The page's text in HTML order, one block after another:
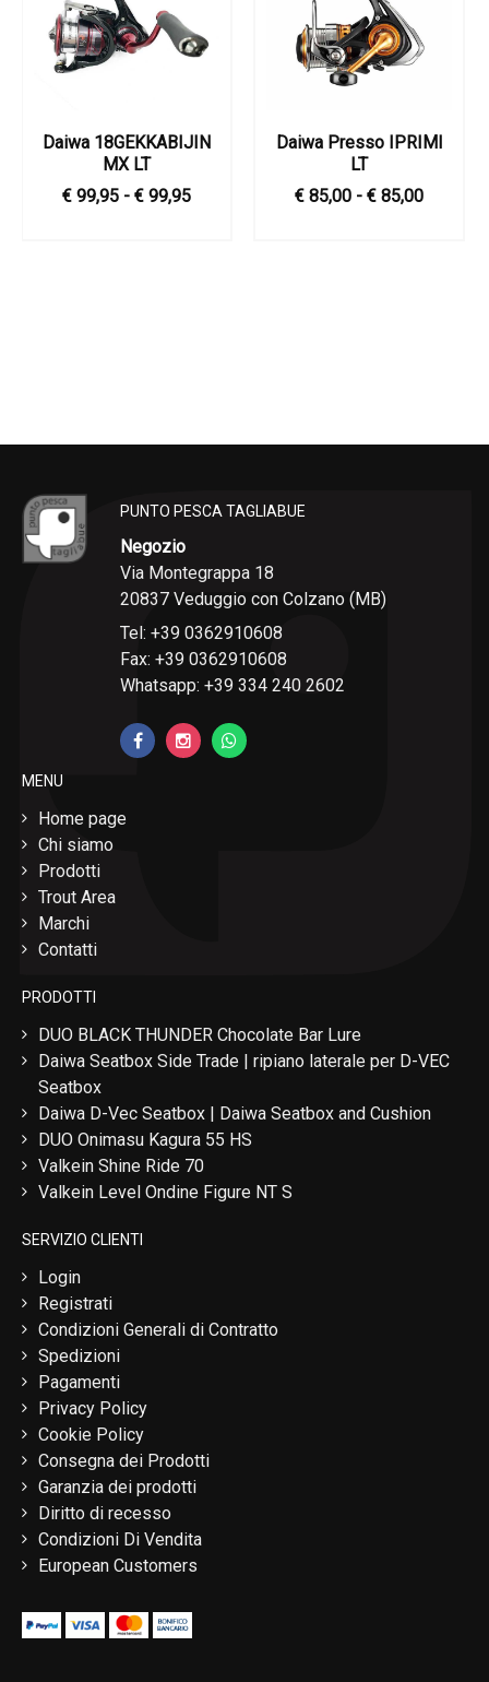
Daiwa 18GEKKABIJIN
MX LT
€ 99,95 - € 99,95
Daiwa Presso IPRIMI
LT
€ 85,00 - € 85,00
PUNTO PESCA TAGLIABUE
Negozio
Via Montegrappa 18
20837 Veduggio con Colzano (MB)
Tel: +39 0362910608
Fax: +39 0362910608
Whatsapp: +39 334 240 2602
MENU
Home page
Chi siamo
Prodotti
Trout Area
Marchi
Contatti
PRODOTTI
DUO BLACK THUNDER Chocolate Bar Lure
Daiwa Seatbox Side Trade | ripiano laterale per D-VEC
Seatbox
Daiwa D-Vec Seatbox | Daiwa Seatbox and Cushion
DUO Onimasu Kagura 55 HS
Valkein Shine Ride 70
Valkein Level Ondine Figure NT S
SERVIZIO CLIENTI
Login
Registrati
Condizioni Generali di Contratto
Spedizioni
Pagamenti
Privacy Policy
Cookie Policy
Consegna dei Prodotti
Garanzia dei prodotti
Diritto di recesso
Condizioni Di Vendita
European Customers